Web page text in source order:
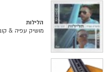
הלילות
מושיק עפיה &